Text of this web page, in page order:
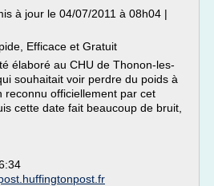
à jour le 04/07/2011 à 08h04 |
Efficace et Gratuit
élaboré au CHU de Thonon-les-
souhaitait voir perdre du poids à
reconnu officiellement par cet
cette date fait beaucoup de bruit,